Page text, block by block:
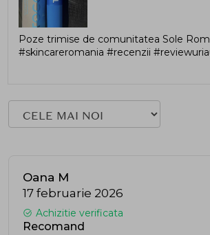
Poze trimise de comunitatea Sole
#skincareromania #recenzii
Oana M
17 februarie 2026
Achizitie verificata
Recomand